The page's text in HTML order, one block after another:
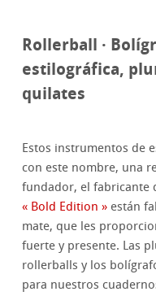
Rollerball ·
estilográfica,
quilates
Estos instrumentos de
con este nombre, una
fundador, el fabricante
« Bold Edition » están
mate, que les
fuerte y presente. Las
rollerballs y los
para nuestros